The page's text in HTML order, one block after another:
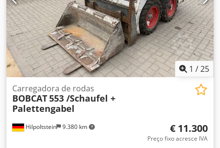
1 /25
Hilpoltstein 9.380 km
Carregadora de rodas
BOBCAT553 /Schaufel +
Palettengabel
€ 11.300
Preço fixo acresce IVA